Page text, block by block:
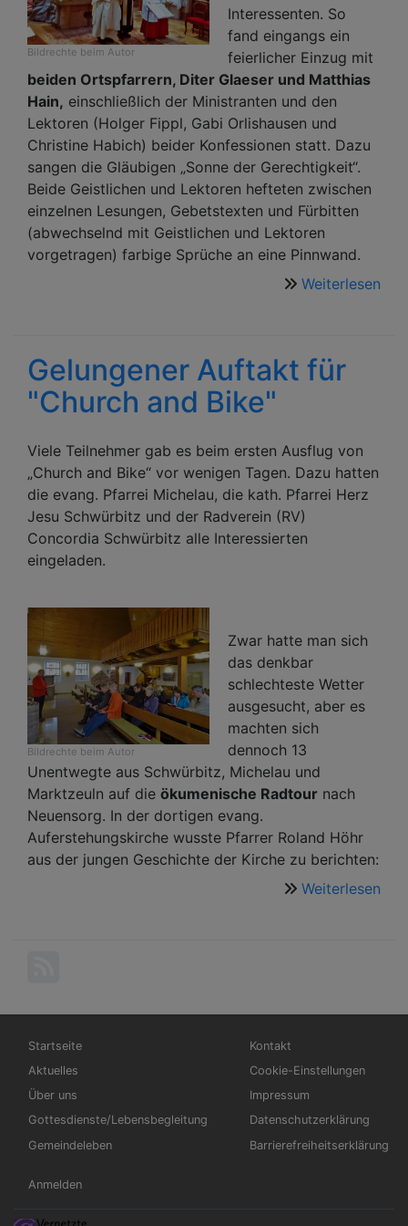
Bildrechte beim Autor
Interessenten. So
fand eingangs ein
feierlicher Einzug mit
beiden Ortspfarrern, Diter Glaeser und Matthias
Hain, einschließlich der Ministranten und den
Lektoren (Holger Fippl, Gabi Orlishausen und
Christine Habich) beider Konfessionen statt. Dazu
sangen die Gläubigen „Sonne der Gerechtigkeit“.
Beide Geistlichen und Lektoren hefteten zwischen
einzelnen Lesungen, Gebetstexten und Fürbitten
(abwechselnd mit Geistlichen und Lektoren
vorgetragen) farbige Sprüche an eine Pinnwand.
Weiterlesen
Gelungener Auftakt für
"Church and Bike"
Viele Teilnehmer gab es beim ersten Ausflug von
„Church and Bike“ vor wenigen Tagen. Dazu hatten
die evang. Pfarrei Michelau, die kath. Pfarrei Herz
Jesu Schwürbitz und der Radverein (RV)
Concordia Schwürbitz alle Interessierten
eingeladen.
Bildrechte beim Autor
Zwar hatte man sich
das denkbar
schlechteste Wetter
ausgesucht, aber es
machten sich
dennoch 13
Unentwegte aus Schwürbitz, Michelau und
Marktzeuln auf die ökumenische Radtour nach
Neuensorg. In der dortigen evang.
Auferstehungskirche wusste Pfarrer Roland Höhr
aus der jungen Geschichte der Kirche zu berichten:
Weiterlesen
Hauptnavigation
Startseite
Aktuelles
Über uns
Gottesdienste/Lebensbegleitung
Gemeindeleben
Fußbereichsmenü
Kontakt
Cookie-Einstellungen
Impressum
Datenschutzerklärung
Barrierefreiheitserklärung
Benutzermenü
Anmelden